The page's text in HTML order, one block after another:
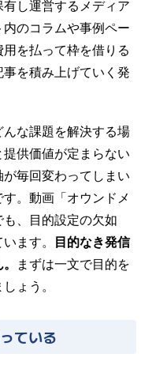
し運営するメディア
のコラムや事例ペー
を払って枠を借りる
を積み上げていく発
な課題を解決する場
供価値が定まらない
毎回変わってしまい
。動画「オウンドメ
、目的設定の欠如
ます。
目的なき発信
まずは一文で目的を
ょう。
ている